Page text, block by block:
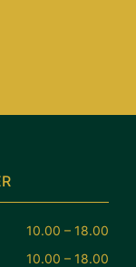
10.00 – 18.00
10.00 – 18.00